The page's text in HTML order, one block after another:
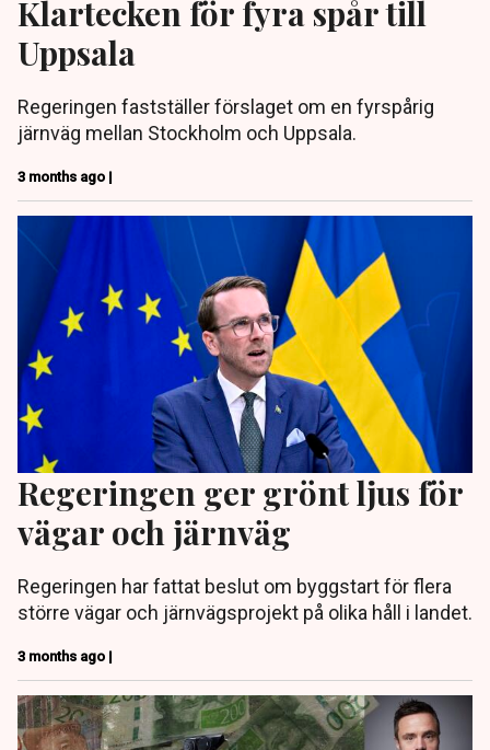
Klartecken för fyra spår till
Uppsala
Regeringen fastställer förslaget om en fyrspårig
järnväg mellan Stockholm och Uppsala.
3 months ago |
Regeringen ger grönt ljus för
vägar och järnväg
Regeringen har fattat beslut om byggstart för flera
större vägar och järnvägsprojekt på olika håll i landet.
3 months ago |